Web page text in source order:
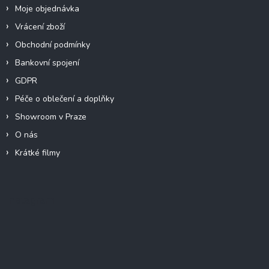
Moje objednávka
Vrácení zboží
Obchodní podmínky
Bankovní spojení
GDPR
Péče o oblečení a doplňky
Showroom v Praze
O nás
Krátké filmy